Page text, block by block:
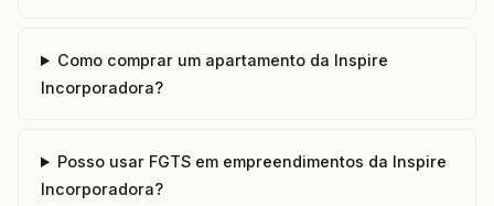
Como comprar um apartamento da Inspire
Incorporadora?
Posso usar FGTS em empreendimentos da Inspire
Incorporadora?